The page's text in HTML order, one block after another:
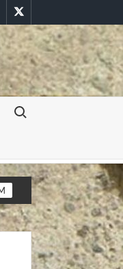
Twitter
Buscar:
por feminicidios
por feminicidios